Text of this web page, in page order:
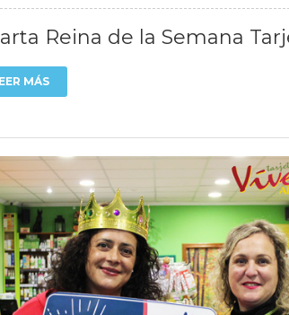
Reina de la Semana
MÁS